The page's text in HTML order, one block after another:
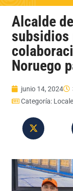
Alcalde
subsidios
Noruego
junio 14, 2024
Categoría: